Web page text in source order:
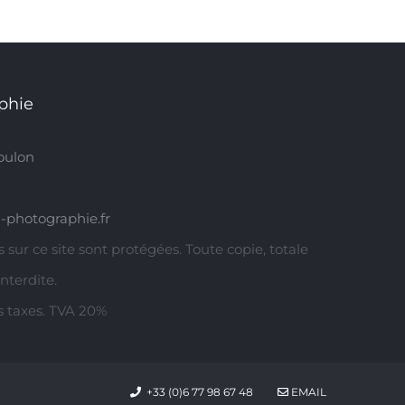
photographie.fr
sur ce site sont protégées. Toute copie, totale
TVA 20%
+33 (0)6 77 98 67 48 EMAIL